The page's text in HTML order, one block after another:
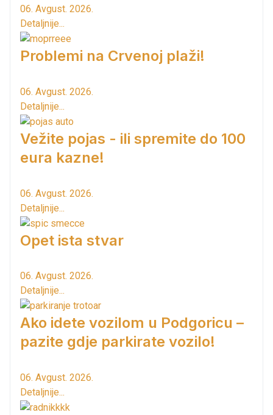
06. Avgust. 2026.
Detaljnije...
Problemi na Crvenoj plaži!
06. Avgust. 2026.
Detaljnije...
Vežite pojas - ili spremite do 100
eura kazne!
06. Avgust. 2026.
Detaljnije...
Opet ista stvar
06. Avgust. 2026.
Detaljnije...
Ako idete vozilom u Podgoricu –
pazite gdje parkirate vozilo!
06. Avgust. 2026.
Detaljnije...